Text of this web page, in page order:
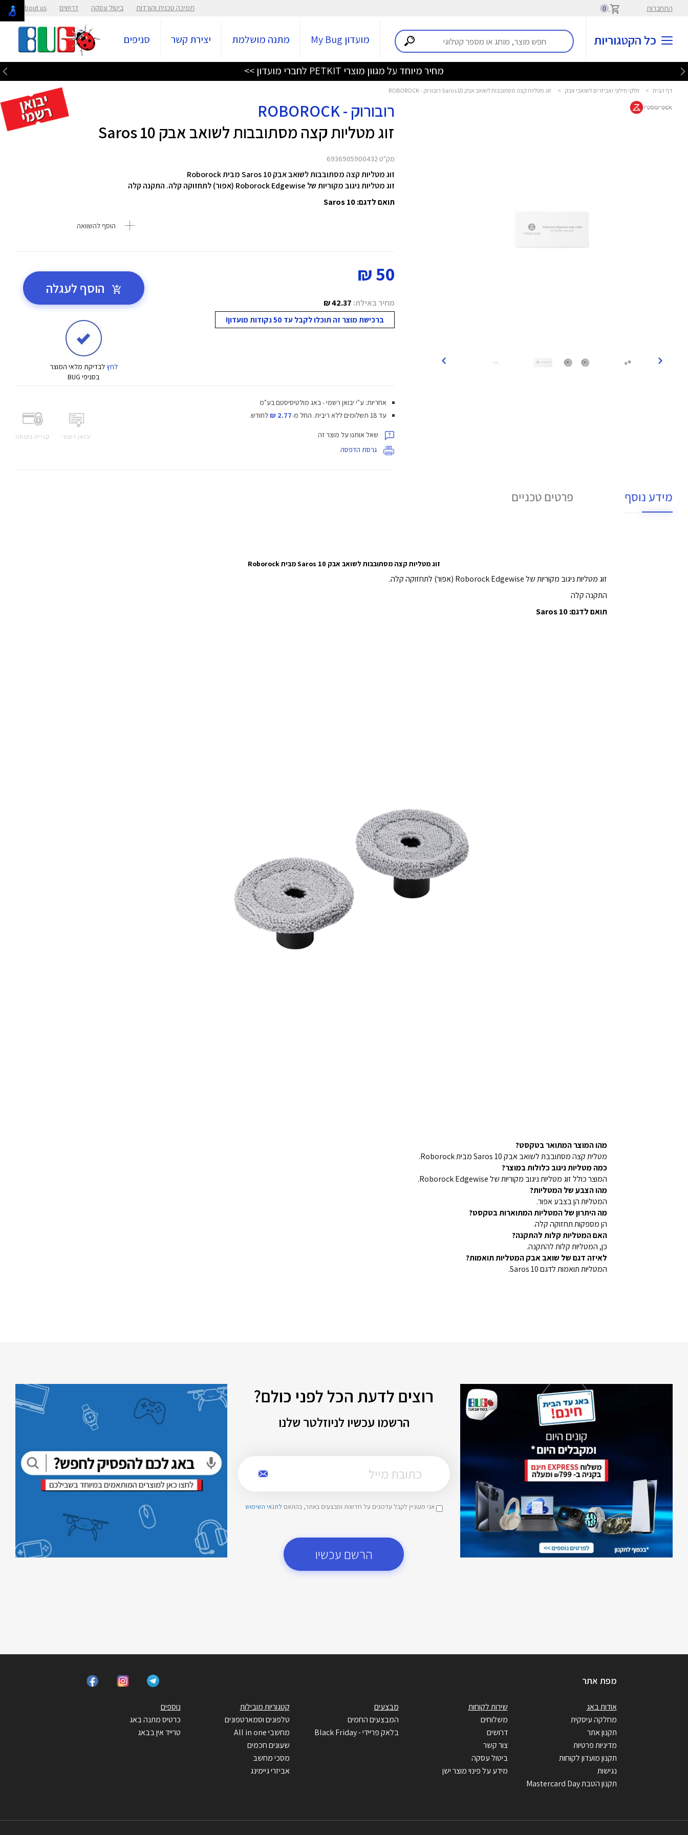
התחברות 0 תמיכה טכנית והורדות ביטול עסקה דרושים About us
כל הקטגוריות מועדון My Bug מתנה מושלמת יצירת קשר סניפים
מחיר מיוחד על מגוון מוצרי PETKIT לחברי מועדון >>
דף הבית > חלקי חילוף ואביזרים לשואבי אבק > זוג מטליות קצה מסתובבות לשואב אבק Saros 10 רובורוק - ROBOROCK
רובורוק - ROBOROCK
זוג מטליות קצה מסתובבות לשואב אבק Saros 10
מק"ט 6936905900432
זוג מטליות קצה מסתובבות לשואב אבק Saros 10
מבית Roborock
זוג מטליות ניגוב מקוריות של Roborock Edgewise (אפור) לתחזוקה קלה. התקנה קלה
תואם לדגם: Saros 10
הוסף להשוואה
50 ₪
מחיר באילת: 42.37 ₪
ברכישת מוצר זה תוכלו לקבל עד 50 נקודות מועדון!
הוסף לעגלה
לחץלבדיקת מלאי המוצר
בסניפי BUG
יבואן רשמי קנייה בטוחה
אחריות: ע"י יבואן רשמי - באג מולטיסיסטם בע"מ
עד 18 תשלומים ללא ריבית.
החל מ-2.77 ₪ לחודש.
שאל אותנו על מוצר זה
גרסת הדפסה
מידע נוסף פרטים טכניים
זוג מטליות קצה מסתובבות לשואב אבק Saros 10 מבית Roborock
זוג מטליות ניגוב מקוריות של Roborock Edgewise (אפור) לתחזוקה קלה.
התקנה קלה
תואם לדגם: Saros 10
מהו המוצר המתואר בטקסט?
מטלית קצה מסתובבת לשואב אבק Saros 10 מבית Roborock.
כמה מטליות ניגוב כלולות במוצר?
המוצר כולל זוג מטליות ניגוב מקוריות של Roborock Edgewise.
מהו הצבע של המטליות?
המטליות הן בצבע אפור.
מה היתרון של המטליות המתוארות בטקסט?
הן מספקות תחזוקה קלה.
האם המטליות קלות להתקנה?
כן, המטליות קלות להתקנה.
לאיזה דגם של שואב אבק המטליות תואמות?
המטליות תואמות לדגם Saros 10.
רוצים לדעת הכל לפני כולם?
הרשמו עכשיו לניוזלטר שלנו
אני מעוניין לקבל עדכונים על חדשות ומבצעים באתר, בהתאם לתנאי השימוש
הרשם עכשיו
מפת אתר
אודות באג
מחלקה עיסקית
תקנון אתר
מדיניות פרטיות
תקנון מועדון לקוחות
נגישות
תקנון הטבת Mastercard Day
שירות לקוחות
משלוחים
דרושים
צור קשר
ביטול עסקה
מידע על פינוי מוצר ישן
מבצעים
המבצעים החמים
בלאק פריידי - Black Friday
קטגוריות מובילות
טלפונים וסמארטפונים
מחשבי All in one
שעונים חכמים
מסכי מחשב
אביזרי גיימינג
נוספים
כרטיס מתנה באג
טרייד אין בבאג